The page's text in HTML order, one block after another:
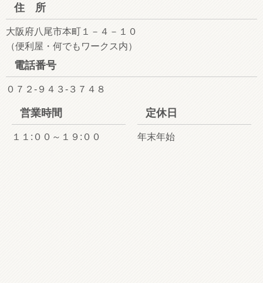
住 所
大阪府八尾市本町１－４－１０
（便利屋・何でもワークス内）
電話番号
０７２-９４３-３７４８
営業時間
１１:００～１９:００
定休日
年末年始